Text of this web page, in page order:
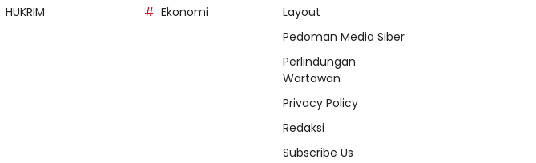
HUKRIM
Ekonomi
Layout
Pedoman Media Siber
Perlindungan
Wartawan
Privacy Policy
Redaksi
Subscribe Us